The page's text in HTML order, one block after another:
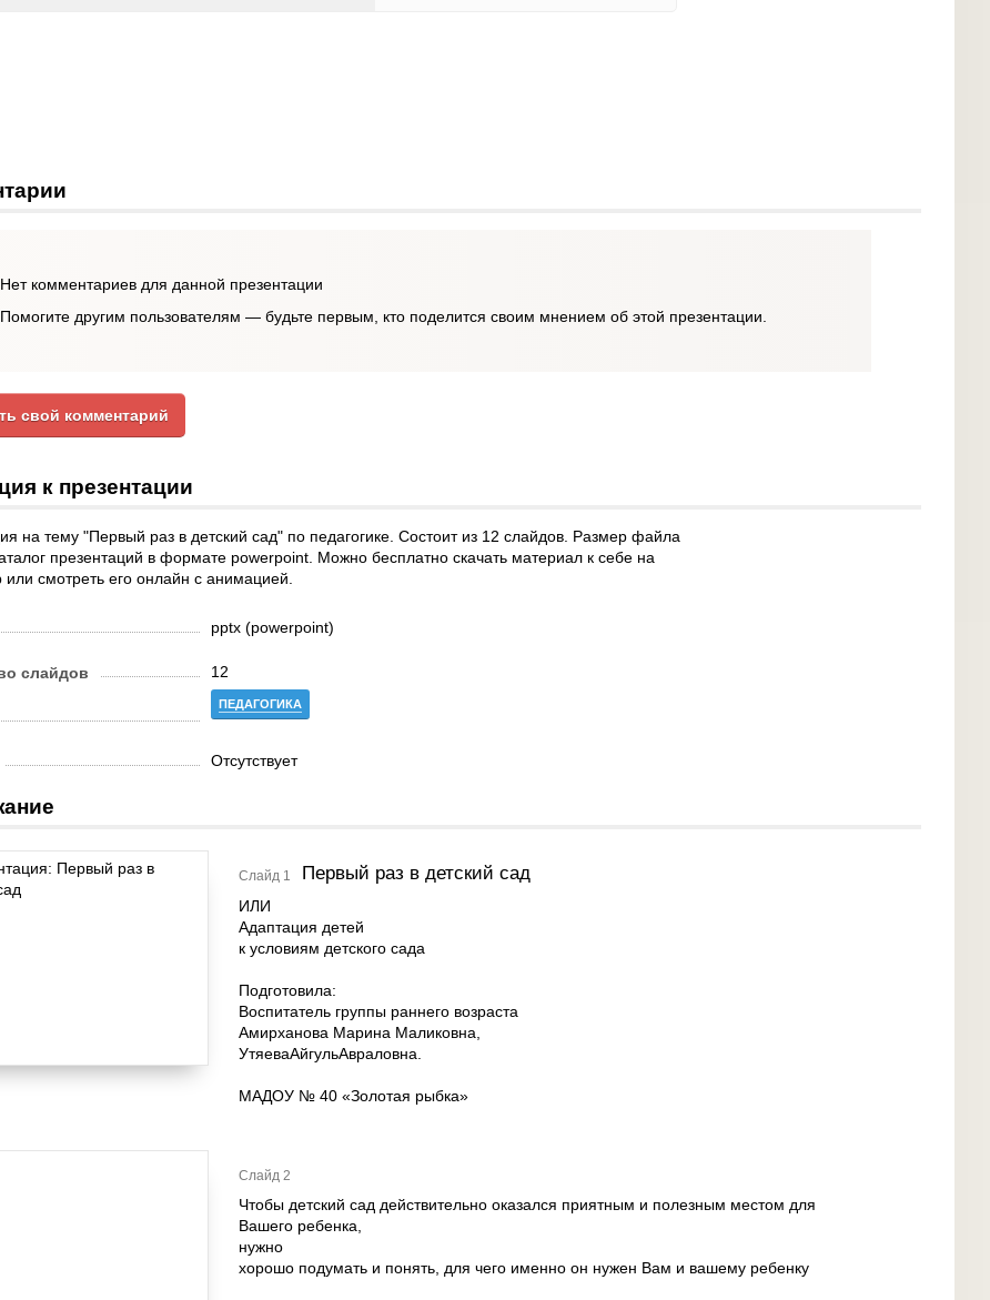
Нет комментариев для данной презентации
Помогите другим пользователям — будьте первым, кто поделится своим мнением об этой презентации.
свой комментарий
к презентации
на тему "Первый раз в детский сад" по педагогике. Состоит из 12 слайдов. Размер файла
презентаций в формате powerpoint. Можно бесплатно скачать материал к себе на
или смотреть его онлайн с анимацией.
pptx (powerpoint)
слайдов 12
ПЕДАГОГИКА
Отсутствует
Слайд 1 Первый раз в детский сад
ИЛИ
Адаптация детей
к условиям детского сада
Подготовила:
Воспитатель группы раннего возраста
Амирханова Марина Маликовна,
УтяеваАйгульАвраловна.
МАДОУ № 40 «Золотая рыбка»
Слайд 2
Чтобы детский сад действительно оказался приятным и полезным местом для
Вашего ребенка,
нужно
хорошо подумать и понять, для чего именно он нужен Вам и вашему ребенку